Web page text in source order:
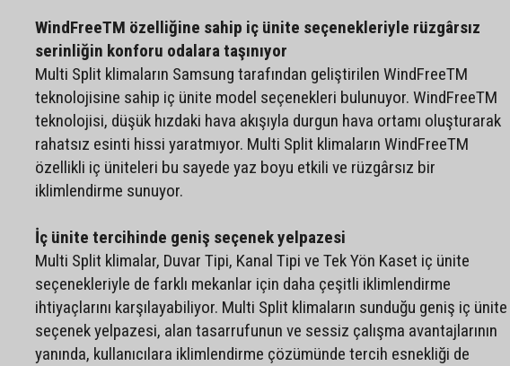
WindFreeTM özelliğine sahip iç ünite seçenekleriyle rüzgârsız
serinliğin konforu odalara taşınıyor
Multi Split klimaların Samsung tarafından geliştirilen WindFreeTM
teknolojisine sahip iç ünite model seçenekleri bulunuyor. WindFreeTM
teknolojisi, düşük hızdaki hava akışıyla durgun hava ortamı oluşturarak
rahatsız esinti hissi yaratmıyor. Multi Split klimaların WindFreeTM
özellikli iç üniteleri bu sayede yaz boyu etkili ve rüzgârsız bir
iklimlendirme sunuyor.
İç ünite tercihinde geniş seçenek yelpazesi
Multi Split klimalar, Duvar Tipi, Kanal Tipi ve Tek Yön Kaset iç ünite
seçenekleriyle de farklı mekanlar için daha çeşitli iklimlendirme
ihtiyaçlarını karşılayabiliyor. Multi Split klimaların sunduğu geniş iç ünite
seçenek yelpazesi, alan tasarrufunun ve sessiz çalışma avantajlarının
yanında, kullanıcılara iklimlendirme çözümünde tercih esnekliği de